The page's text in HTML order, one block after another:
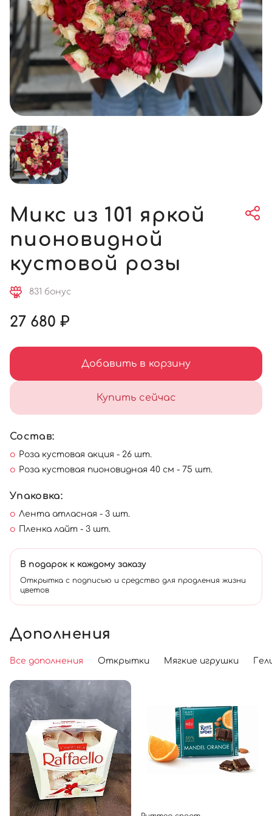
Микс из 101 яркой
пионовидной
кустовой розы
831 бонус
27 680 ₽
Добавить в корзину
Купить сейчас
Состав:
Роза кустовая акция - 26 шт.
Роза кустовая пионовидная 40 см - 75 шт.
Упаковка:
Лента атласная - 3 шт.
Пленка лайт - 3 шт.
В подарок к каждому заказу
Открытка с подписью и средство для продления жизни
цветов
Дополнения
Все дополнения Открытки Мягкие игрушки